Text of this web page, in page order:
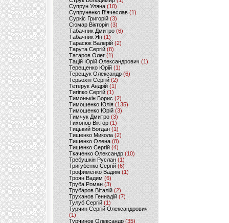
Супрун Уляна (10)
Супруненко В'ячеслав (1)
Суркіс Григорій (3)
Сюмар Вікторія (3)
Табачник Дмитро (6)
Табачник Ян(1)
Тарасюк Валерій (2)
Тарута Сергій (8)
Татаров Олег(1)
Тацій Юрій Олександрович(1)
Терещенко Юрій(1)
Терещук Олександр(6)
Терьохін Сергій (2)
Тетерук Андрій (1)
Тигіпко Сергій(1)
Тимонькін Борис (2)
Тимошенко Юлія (135)
Тимошенко Юрій(3)
Тимчук Дмитро (3)
Тихонов Віктор (1)
Тицький Богдан (1)
Тищенко Микола (2)
Тищенко Олена (8)
Тищенко Сергій (4)
Ткаченко Олександр (10)
Требушкін Руслан (1)
Тригубенко Сергій(6)
Трофименко Вадим (1)
Троян Вадим (6)
Труба Роман(3)
Трубаров Віталій (2)
Труханов Геннадій (7)
Тулуб Сергій(1)
Турчин Сергій Олександрович
(1)
Турчинов Олександр(35)